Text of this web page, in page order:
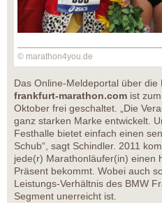
© marathon4you.de
Das Online-Meldeportal über die
frankfurt-marathon.com ist
Oktober frei geschaltet. „Die
ganz starken Marke entwickelt.
Festhalle bietet einfach einen
Schub“, sagt Schindler. 2011
jede(r) Marathonläufer(in) einen
Präsent bekommt. Wobei auch
Leistungs-Verhältnis des BMW
Segment unerreicht ist.